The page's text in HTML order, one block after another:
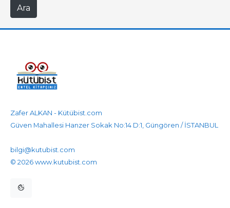
Zafer ALKAN - Kütübist.com
Güven Mahallesi Hanzer Sokak No:14 D:1, Güngören / İSTANBUL
bilgi@kutubist.com
© 2026 www.kutubist.com